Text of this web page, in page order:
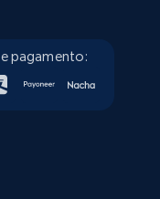
pagamento: